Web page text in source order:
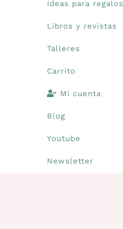
Ideas para regalos
Libros y revistas
Talleres
Carrito
Mi cuenta
Blog
Youtube
Newsletter